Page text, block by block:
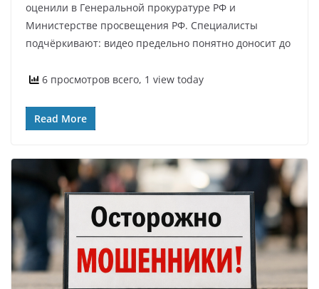
оценили в Генеральной прокуратуре РФ и
Министерстве просвещения РФ. Специалисты
подчёркивают: видео предельно понятно доносит до
6 просмотров всего, 1 view today
Read More